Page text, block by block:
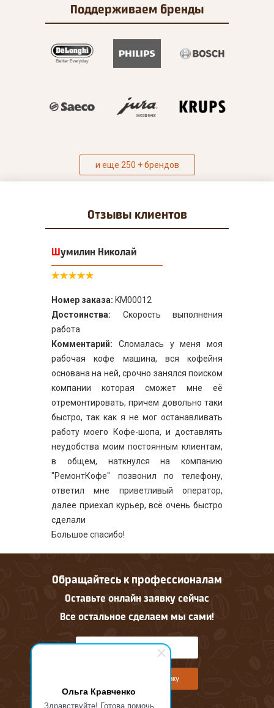
Ольга Кравченко
Здравствуйте! Готова помочь
Поддерживаем бренды
и еще 250 + брендов
Отзывы клиентов
Шумилин Николай
Номер заказа: KM00012
Достоинства: Скорость выполнения
работа
Комментарий: Сломалась у меня моя
рабочая кофе машина, вся кофейня
основана на ней, срочно занялся поиском
компании которая сможет мне её
отремонтировать, причем довольно таки
быстро, так как я не мог останавливать
работу моего Кофе-шопа, и доставлять
неудобства моим постоянным клиентам,
в общем, наткнулся на компанию
"РемонтКофе" позвонил по телефону,
ответил мне приветливый оператор,
далее приехал курьер, всё очень быстро
сделали
Большое спасибо!
Обращайтесь к профессионалам
Оставьте онлайн заявку сейчас
Все остальное сделаем мы сами!
Оставить онлайн заявку